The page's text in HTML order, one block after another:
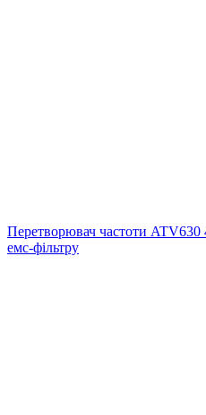
Перетворювач частоти
емс-фільтру